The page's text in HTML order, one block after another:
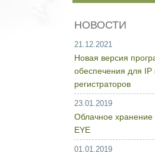
НОВОСТИ
21.12.2021
Новая версия
обеспечения для IP
регистраторов
23.01.2019
Облачное хранение
EYE
01.01.2019